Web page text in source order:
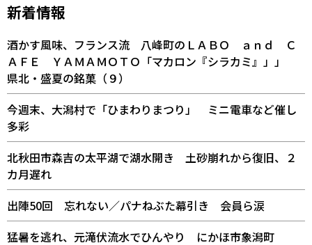
新着情報
酒かす風味、フランス流 八峰町のＬＡＢＯ ａｎｄ Ｃ
ＡＦＥ ＹＡＭＡＭＯＴＯ「マカロン『シラカミ』」」
県北・盛夏の銘菓（９）
今週末、大潟村で「ひまわりまつり」 ミニ電車など催し
多彩
北秋田市森吉の太平湖で湖水開き 土砂崩れから復旧、２
カ月遅れ
出陣50回 忘れない／パナねぶた幕引き 会員ら涙
猛暑を逃れ、元滝伏流水でひんやり にかほ市象潟町